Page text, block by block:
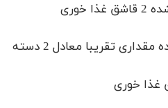
خوری
تقریبا معادل 2 دسته